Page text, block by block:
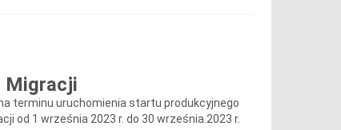
Migracji
terminu uruchomienia startu produkcyjnego
od 1 września 2023 r. do 30 września.2023 r.